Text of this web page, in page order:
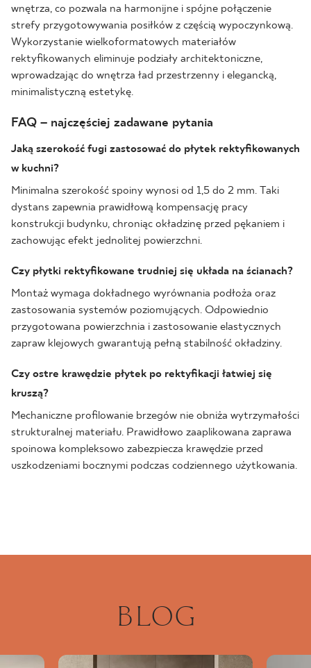
wnętrza, co pozwala na harmonijne i spójne połączenie
strefy przygotowywania posiłków z częścią wypoczynkową.
Wykorzystanie wielkoformatowych materiałów
rektyfikowanych eliminuje podziały architektoniczne,
wprowadzając do wnętrza ład przestrzenny i elegancką,
minimalistyczną estetykę.
FAQ – najczęściej zadawane pytania
Jaką szerokość fugi zastosować do płytek rektyfikowanych
w kuchni?
Minimalna szerokość spoiny wynosi od 1,5 do 2 mm. Taki
dystans zapewnia prawidłową kompensację pracy
konstrukcji budynku, chroniąc okładzinę przed pękaniem i
zachowując efekt jednolitej powierzchni.
Czy płytki rektyfikowane trudniej się układa na ścianach?
Montaż wymaga dokładnego wyrównania podłoża oraz
zastosowania systemów poziomujących. Odpowiednio
przygotowana powierzchnia i zastosowanie elastycznych
zapraw klejowych gwarantują pełną stabilność okładziny.
Czy ostre krawędzie płytek po rektyfikacji łatwiej się
kruszą?
Mechaniczne profilowanie brzegów nie obniża wytrzymałości
strukturalnej materiału. Prawidłowo zaaplikowana zaprawa
spoinowa kompleksowo zabezpiecza krawędzie przed
uszkodzeniami bocznymi podczas codziennego użytkowania.
BLOG